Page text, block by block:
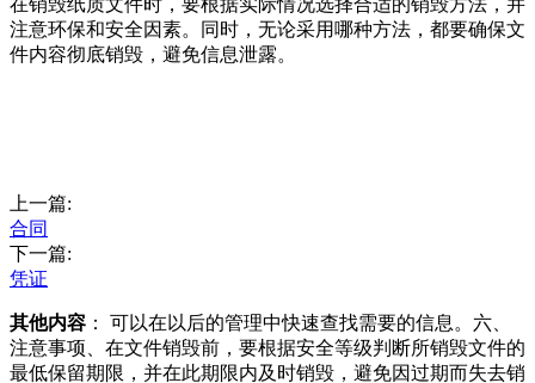
在销毁纸质文件时，要根据实际情况选择合适的销毁方法，并
注意环保和安全因素。同时，无论采用哪种方法，都要确保文
件内容彻底销毁，避免信息泄露。
上一篇:
合同
下一篇:
凭证
其他内容 ： 可以在以后的管理中快速查找需要的信息。六、
注意事项、在文件销毁前，要根据安全等级判断所销毁文件的
最低保留期限，并在此期限内及时销毁，避免因过期而失去销